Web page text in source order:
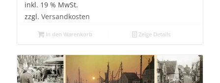
inkl. 19 % MwSt.
zzgl. Versandkosten
In den Warenkorb Zeige Details